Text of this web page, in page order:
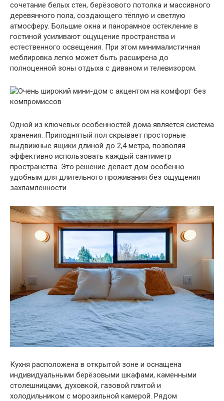
сочетание белых стен, берёзового потолка и массивного
деревянного пола, создающего тёплую и светлую
атмосферу. Большие окна и панорамное остекление в
гостиной усиливают ощущение пространства и
естественного освещения. При этом минималистичная
меблировка легко может быть расширена до
полноценной зоны отдыха с диваном и телевизором.
Одной из ключевых особенностей дома является система
хранения. Приподнятый пол скрывает просторные
выдвижные ящики длиной до 2,4 метра, позволяя
эффективно использовать каждый сантиметр
пространства. Это решение делает дом особенно
удобным для длительного проживания без ощущения
захламлённости.
Кухня расположена в открытой зоне и оснащена
индивидуальными берёзовыми шкафами, каменными
столешницами, духовкой, газовой плитой и
холодильником с морозильной камерой. Рядом